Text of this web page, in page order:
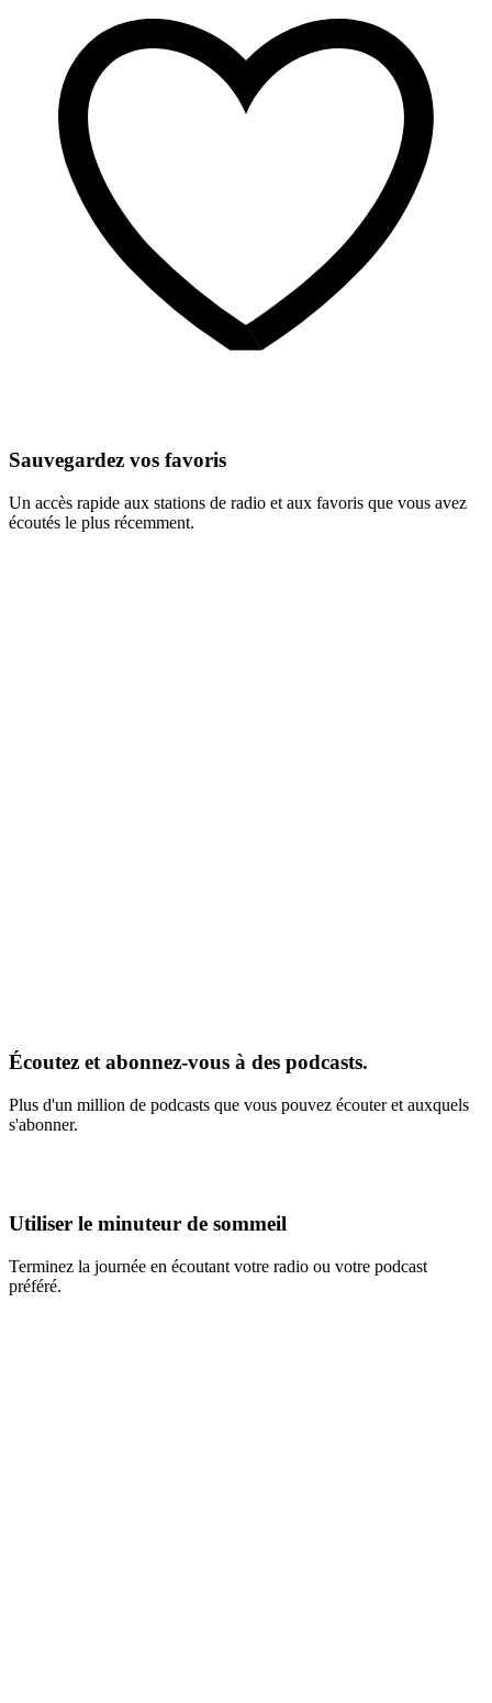
Sauvegardez vos favoris
Un accès rapide aux stations de radio et aux favoris que vous avez
écoutés le plus récemment.
Écoutez et abonnez-vous à des podcasts.
Plus d'un million de podcasts que vous pouvez écouter et auxquels
s'abonner.
Utiliser le minuteur de sommeil
Terminez la journée en écoutant votre radio ou votre podcast
préféré.